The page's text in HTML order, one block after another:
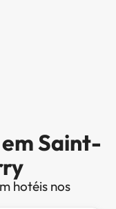
Saint-
hotéis nos